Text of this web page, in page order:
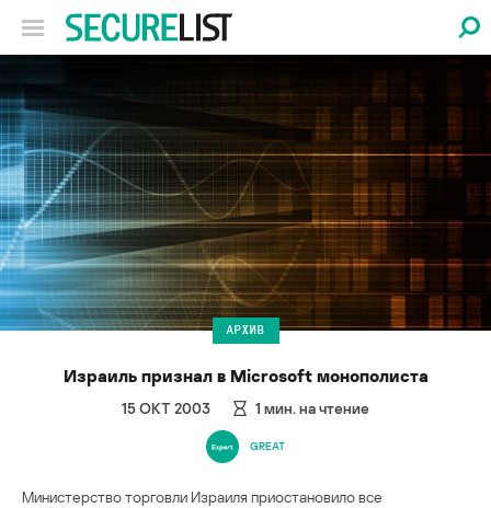
АРХИВ
Израиль признал в Microsoft монополиста
15 ОКТ 2003 1 мин. на чтение
GREAT
Министерство торговли Израиля приостановило все